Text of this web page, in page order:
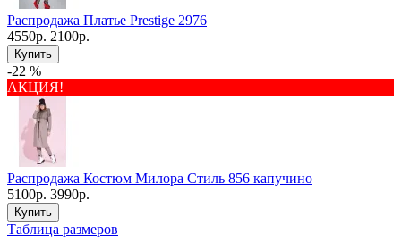
Распродажа Платье Prestige 2976
4550р. 2100р.
Купить
-22 %
АКЦИЯ!
Распродажа Костюм Милора Стиль 856 капучино
5100р. 3990р.
Купить
Таблица размеров